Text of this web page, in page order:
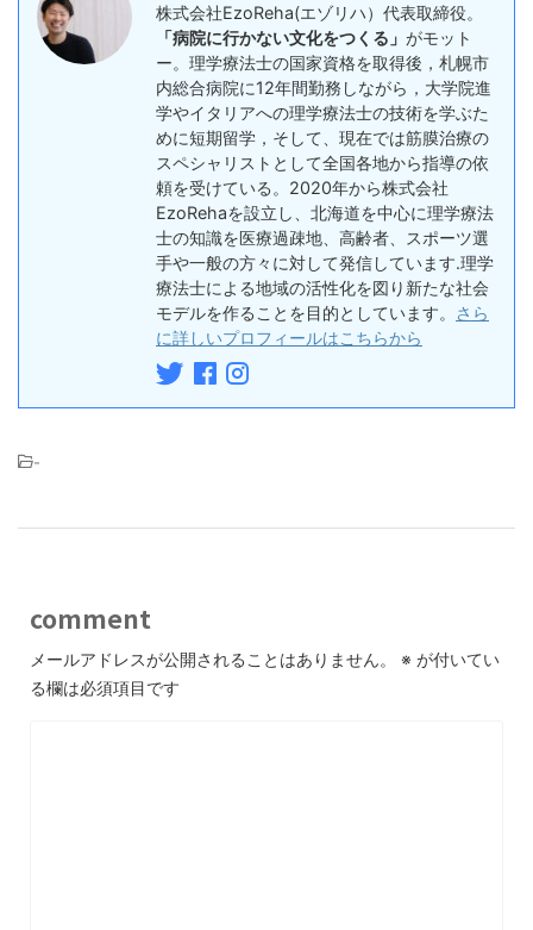
株式会社EzoReha(エゾリハ）代表取締役。
「病院に行かない文化をつくる」 がモット
ー。理学療法士の国家資格を取得後，札幌市
内総合病院に12年間勤務しながら，大学院進
学やイタリアへの理学療法士の技術を学ぶた
めに短期留学，そして、現在では筋膜治療の
スペシャリストとして全国各地から指導の依
頼を受けている。2020年から株式会社
EzoRehaを設立し、北海道を中心に理学療法
士の知識を医療過疎地、高齢者、スポーツ選
手や一般の方々に対して発信しています.理学
療法士による地域の活性化を図り新たな社会
モデルを作ることを目的としています。
さら
に詳しいプロフィールはこちらから
-
comment
メールアドレスが公開されることはありません。 ※ が付いてい
る欄は必須項目です